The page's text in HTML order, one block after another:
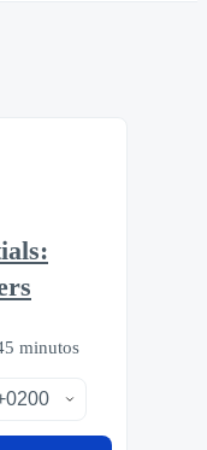
minutos